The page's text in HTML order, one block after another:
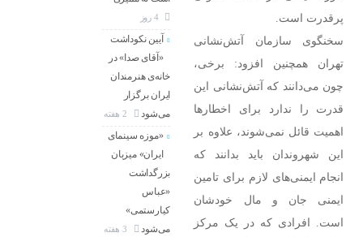
پرقدرت است.
سخنگوی سازمان آتش‌نشانی
تهران همچنین افزود: برخی،
چون می‌دانند که آتش‌نشانی این
قدرت را ندارد برای اخطار‌ها
اهمیت قائل نمی‌شوند، علاوه بر
این شهروندان باید بدانند که
انجام ایمنی‌های لازم برای تامین
ایمنی جان و مال خودشان
است. افرادی که در یک مرکز
آیین نکوداشت
«آقای صدا» در
خانه‌ی هنرمندان
ایران برگزار
می‌شود
«موزه سینمای
ایران» میزبان
بزرگداشت
«عباس
کیارستمی»
می‌شود